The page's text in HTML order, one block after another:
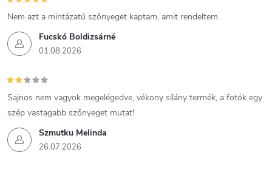
Fucskó Boldizsárné
01.08.2026
Nem azt a mintázatú szőnyeget kaptam, amit rendeltem.
Szmutku Melinda
26.07.2026
Sajnos nem vagyok megelégedve, vékony silány termék, a fotók egy
szép vastagabb szőnyeget mutat!